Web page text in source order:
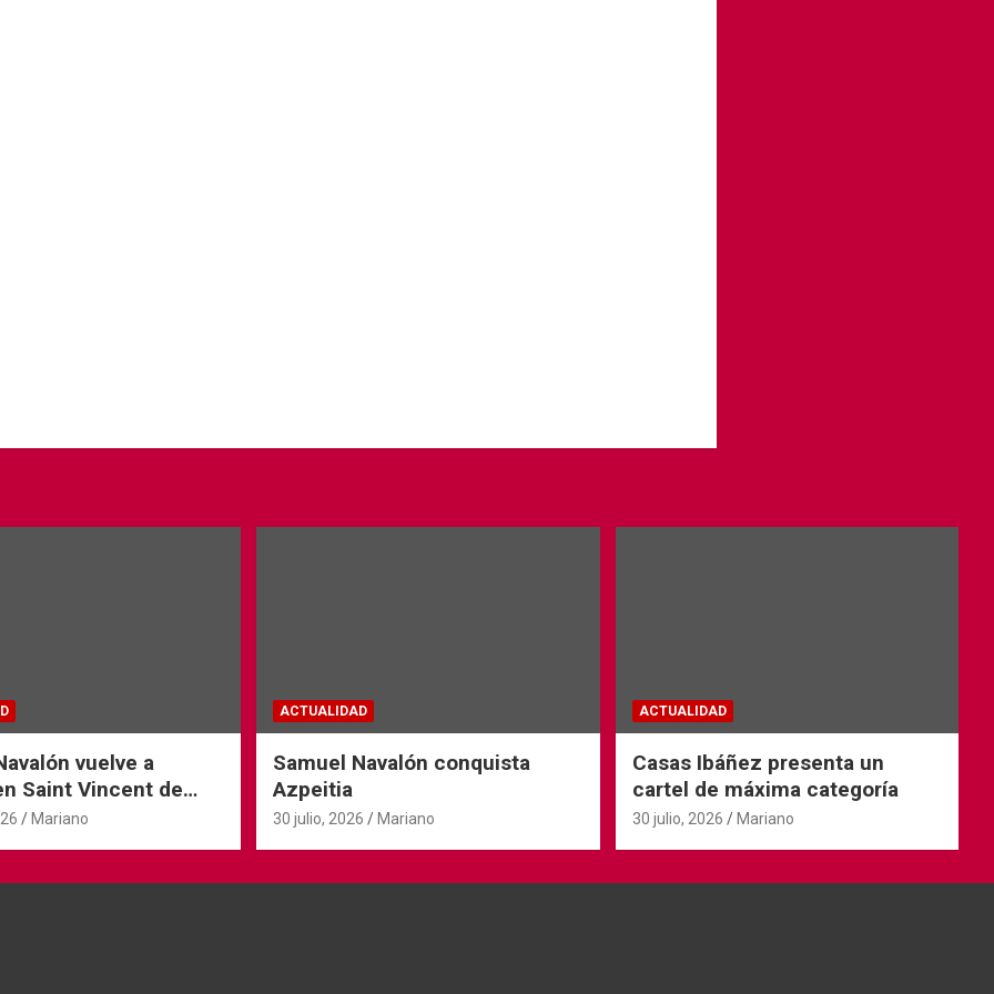
vuelve a
Saint Vincent de
Mariano
ACTUALIDAD
Samuel Navalón conquista
Azpeitia
30 julio, 2026 Mariano
ACTUALIDAD
Casas Ibáñez presenta un
cartel de máxima categoría
30 julio, 2026 Mariano